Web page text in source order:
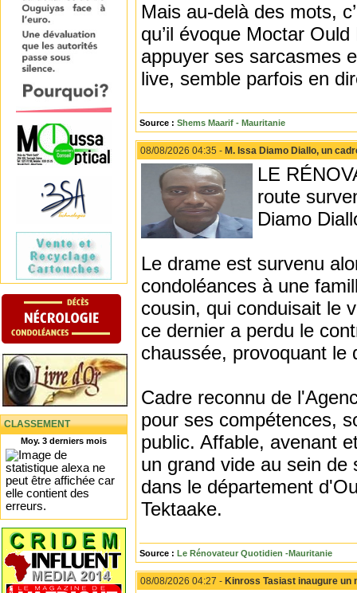
CLASSEMENT
Moy. 3 derniers mois
Mais au-delà des mots,
qu’il évoque Moctar
appuyer ses sarcasmes
live, semble parfois en
Source : Shems Maarif - Mauritanie
08/08/2026 04:35 - M. Issa Diamo Diallo, un
LE
route
Diamo
Le drame est survenu
condoléances à une
cousin, qui conduisait le
ce dernier a perdu le
chaussée, provoquant le
Cadre reconnu de
pour ses compétences,
public. Affable, avenant
un grand vide au sein
dans le département
Tektaake.
Source : Le Rénovateur Quotidien -Mauritanie
08/08/2026 04:27 - Kinross Tasiast inaugure un